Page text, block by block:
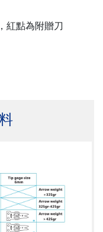
紅點為附贈刀